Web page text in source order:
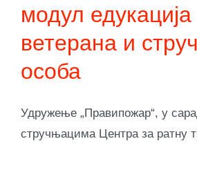
модул едукација
ветерана и
особа
Удружење „Правипожар“, у
стручњацима Центра за ратну